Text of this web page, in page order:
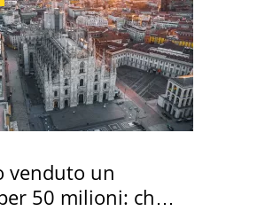
venduto un
50 milioni: chi